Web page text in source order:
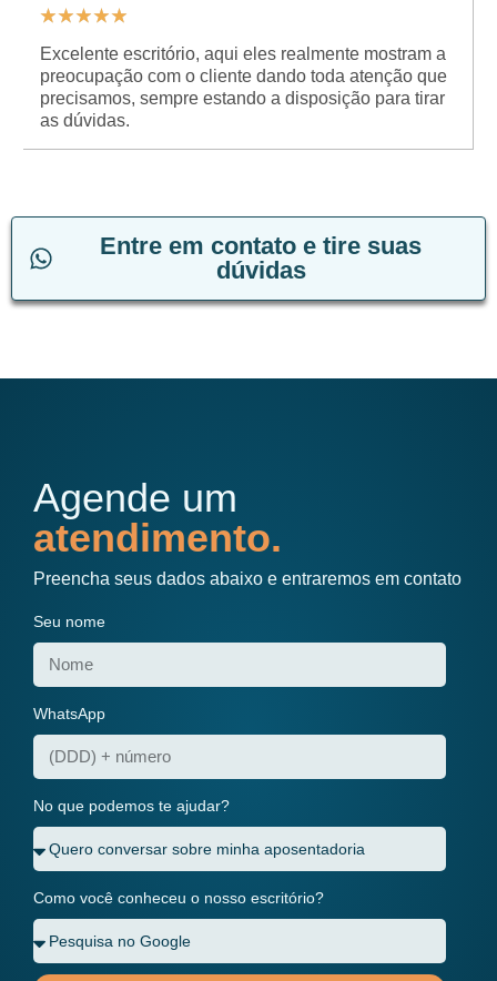
★★★★★
Excelente escritório, aqui eles realmente mostram a
preocupação com o cliente dando toda atenção que
precisamos, sempre estando a disposição para tirar
as dúvidas.
Entre em contato e tire suas
dúvidas
Agende um
atendimento.
Preencha seus dados abaixo e entraremos em contato
Seu nome
WhatsApp
No que podemos te ajudar?
Como você conheceu o nosso escritório?